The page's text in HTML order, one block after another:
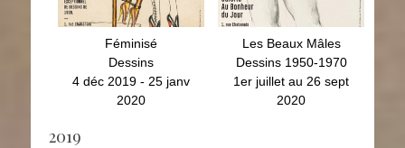
Féminisé
Dessins
4 déc 2019 - 25 janv
2020
Les Beaux Mâles
Dessins 1950-1970
1er juillet au 26 sept
2020
2019